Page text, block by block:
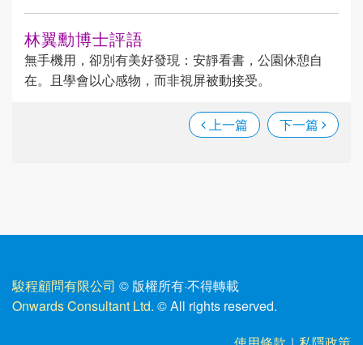
林翼勳博士評語
無手機用，卻別有美好發現：安靜看書，公園休憩自
在。且學會以心感物，而非視屏被動接受。
上一篇 下一篇
駿程顧問有限公司 © 版權所有·不得轉載
Onwards Consultant Ltd. © All rights reserved.